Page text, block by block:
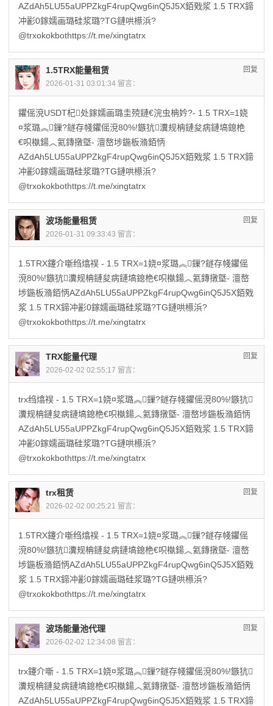
AZdAh5LU55aUPPZkgF4rupQwg6inQ5J5X銆戣浆 1.5 TRX鍗
冲彲0鎵嬬画璐硅浆璐?TG鏈哄櫒浜?
@trxokokbothttps://t.me/xingtatrx
1.5TRX能量租赁
2026-01-31 03:01:34 留言：
回复
鑺傜渷USDT杞处鎵嬬画璐圭殑鏈€浣虫柟妗?- 1.5 TRX=1娆
¤浆璐︽鏁?鐩存帴鑺傜渷80%!鏃犺瀵规柟鏈夋病鏈塙鎴栬
€呮槸鍚︿氦鏄撴墍- 澶嶅埗鍦板潃銆怲
AZdAh5LU55aUPPZkgF4rupQwg6inQ5J5X銆戣浆 1.5 TRX鍗
冲彲0鎵嬬画璐硅浆璐?TG鏈哄櫒浜?
@trxokokbothttps://t.me/xingtatrx
波场能量租赁
2026-01-31 09:33:43 留言：
回复
1.5TRX鑳介噺绉熻祦 - 1.5 TRX=1娆¤浆璐︽鏁?鐩存帴鑺傜
渷80%!鏃犺瀵规柟鏈夋病鏈塙鎴栬€呮槸鍚︿氦鏄撴墍- 澶嶅
埗鍦板潃銆怲AZdAh5LU55aUPPZkgF4rupQwg6inQ5J5X銆戣
浆 1.5 TRX鍗冲彲0鎵嬬画璐硅浆璐?TG鏈哄櫒浜?
@trxokokbothttps://t.me/xingtatrx
TRX能量代理
2026-02-02 02:55:17 留言：
回复
trx绉熻祦 - 1.5 TRX=1娆¤浆璐︽鏁?鐩存帴鑺傜渷80%!鏃犺
瀵规柟鏈夋病鏈塙鎴栬€呮槸鍚︿氦鏄撴墍- 澶嶅埗鍦板潃銆怲
AZdAh5LU55aUPPZkgF4rupQwg6inQ5J5X銆戣浆 1.5 TRX鍗
冲彲0鎵嬬画璐硅浆璐?TG鏈哄櫒浜?
@trxokokbothttps://t.me/xingtatrx
trx租赁
2026-02-02 00:25:21 留言：
回复
1.5TRX鑳介噺绉熻祦 - 1.5 TRX=1娆¤浆璐︽鏁?鐩存帴鑺傜
渷80%!鏃犺瀵规柟鏈夋病鏈塙鎴栬€呮槸鍚︿氦鏄撴墍- 澶嶅
埗鍦板潃銆怲AZdAh5LU55aUPPZkgF4rupQwg6inQ5J5X銆戣
浆 1.5 TRX鍗冲彲0鎵嬬画璐硅浆璐?TG鏈哄櫒浜?
@trxokokbothttps://t.me/xingtatrx
波场能量池代理
2026-02-02 12:34:08 留言：
回复
trx鑳介噺 - 1.5 TRX=1娆¤浆璐︽鏁?鐩存帴鑺傜渷80%!鏃犺
瀵规柟鏈夋病鏈塙鎴栬€呮槸鍚︿氦鏄撴墍- 澶嶅埗鍦板潃銆怲
AZdAh5LU55aUPPZkgF4rupQwg6inQ5J5X銆戣浆 1.5 TRX鍗